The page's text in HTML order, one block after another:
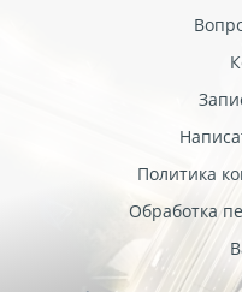
Политика
Обработка